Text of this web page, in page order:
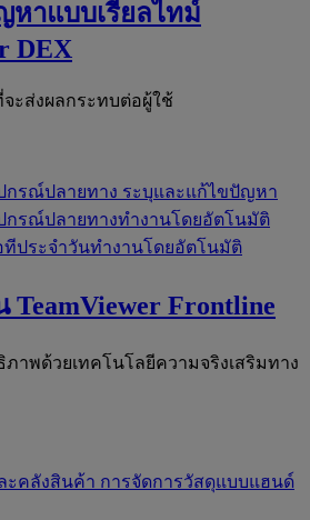
หาแบบเรียลไทม์
DEX
ะส่งผลกระทบต่อผู้ใช้
กรณ์ปลายทาง ระบุและแก้ไขปัญหา
กรณ์ปลายทางทำงานโดยอัตโนมัติ
ทีประจำวันทำงานโดยอัตโนมัติ
TeamViewer Frontline
าพด้วยเทคโนโลยีความจริงเสริมทาง
ะคลังสินค้า การจัดการวัสดุแบบแฮนด์